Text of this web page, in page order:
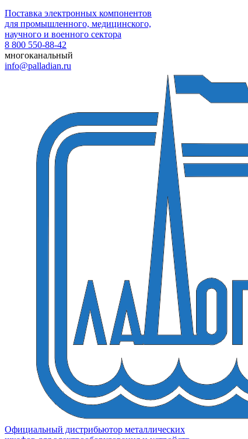
Поставка электронных компонентов
для промышленного, медицинского,
научного и военного сектора
8 800 550-88-42
многоканальный
info@palladian.ru
Официальный дистрибьютор металлических